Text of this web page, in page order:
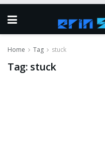
Home Tag stuck
Tag: stuck